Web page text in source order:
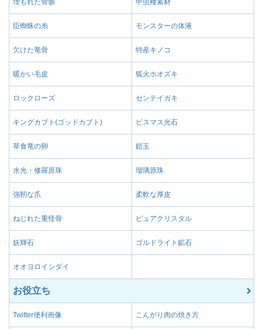
埋もれた骨骸 甲虫種素材
臣蜘蛛の糸 モンスターの体液
欠けた竜骨 特産キノコ
暖かい毛皮 狐火ホオズキ
ロックローズ センテイガキ
キングカブト(ゴッドカブト) ビスマス光石
草食竜の卵 鎧玉
水光・修羅原珠 瑠璃原珠
強靭な爪 柔軟な厚皮
ねじれた重怪骨 ピュアクリスタル
妖輝石 ゴルドライト鉱石
オオヨロイシダイ
お役立ち
Twitter便利画像 こんがり肉の焼き方